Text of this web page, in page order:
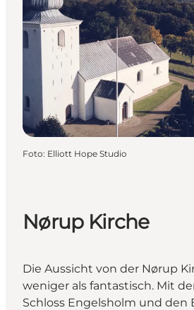
Foto: Elliott Hope Studio
Nørup Kirche
Die Aussicht von der Nørup
weniger als fantastisch. Mit
Schloss Engelsholm und den